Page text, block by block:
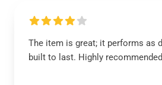
The item is great; it performs as
built to last. Highly